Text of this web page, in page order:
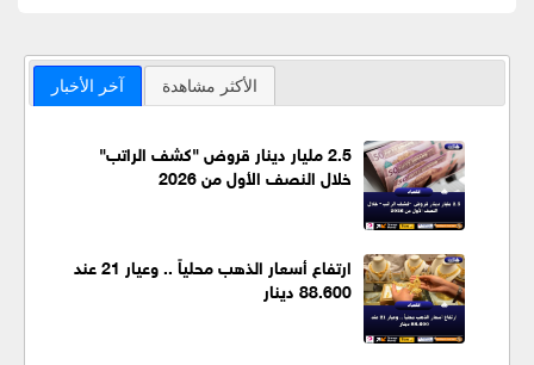
آخر الأخبار الأكثر مشاهدة
2.5 مليار دينار قروض "كشف الراتب"
خلال النصف الأول من 2026
ارتفاع أسعار الذهب محلياً .. وعيار 21 عند
88.600 دينار